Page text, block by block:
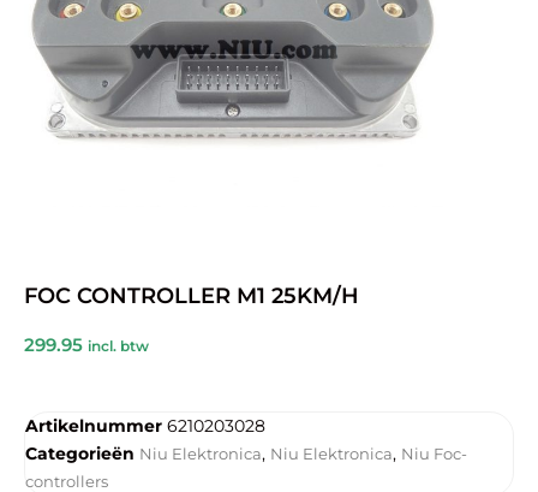
FOC CONTROLLER M1 25KM/H
299.95 incl. btw
Artikelnummer 6210203028
Categorieën Niu Elektronica, Niu Elektronica, Niu Foc-
controllers